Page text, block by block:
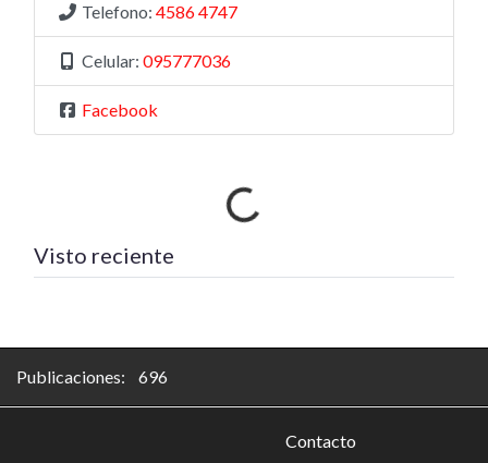
Telefono: 4586 4747
Celular: 095777036
Facebook
Visto reciente Cargando…
Publicaciones: 696
Contacto